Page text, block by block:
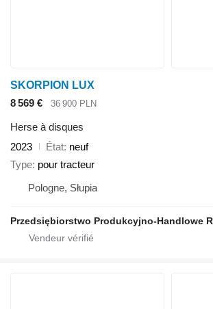
SKORPION LUX
8 569 €
36 900 PLN
Herse à disques
2023
État neuf
Type pour tracteur
Pologne, Słupia